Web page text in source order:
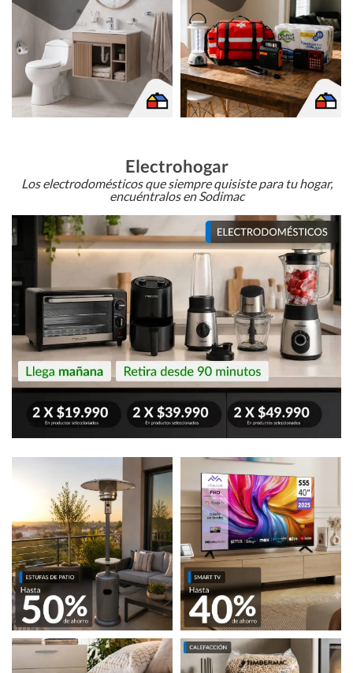
Electrohogar
Los electrodomésticos que siempre quisiste para tu hogar,
encuéntralos en Sodimac